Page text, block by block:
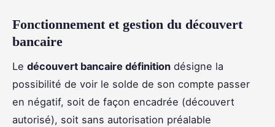
Fonctionnement et gestion du découvert
bancaire
Le découvert bancaire définition désigne la
possibilité de voir le solde de son compte passer
en négatif, soit de façon encadrée (découvert
autorisé), soit sans autorisation préalable